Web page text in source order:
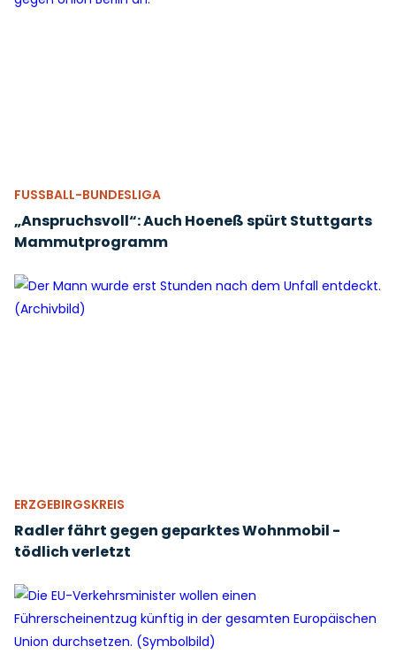
FUSSBALL-BUNDESLIGA
„Anspruchsvoll“: Auch Hoeneß spürt Stuttgarts
Mammutprogramm
ERZGEBIRGSKREIS
Radler fährt gegen geparktes Wohnmobil -
tödlich verletzt